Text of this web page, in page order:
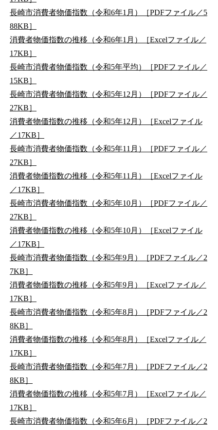
長崎市消費者物価指数（令和6年1月）［PDFファイル／5
88KB］
消費者物価指数の推移（令和6年1月）［Excelファイル／
17KB］
長崎市消費者物価指数（令和5年平均）［PDFファイル／
15KB］
長崎市消費者物価指数（令和5年12月）［PDFファイル／
27KB］
消費者物価指数の推移（令和5年12月）［Excelファイル
／17KB］
長崎市消費者物価指数（令和5年11月）［PDFファイル／
27KB］
消費者物価指数の推移（令和5年11月）［Excelファイル
／17KB］
長崎市消費者物価指数（令和5年10月）［PDFファイル／
27KB］
消費者物価指数の推移（令和5年10月）［Excelファイル
／17KB］
長崎市消費者物価指数（令和5年9月）［PDFファイル／2
7KB］
消費者物価指数の推移（令和5年9月）［Excelファイル／
17KB］
長崎市消費者物価指数（令和5年8月）［PDFファイル／2
8KB］
消費者物価指数の推移（令和5年8月）［Excelファイル／
17KB］
長崎市消費者物価指数（令和5年7月）［PDFファイル／2
8KB］
消費者物価指数の推移（令和5年7月）［Excelファイル／
17KB］
長崎市消費者物価指数（令和5年6月）［PDFファイル／2